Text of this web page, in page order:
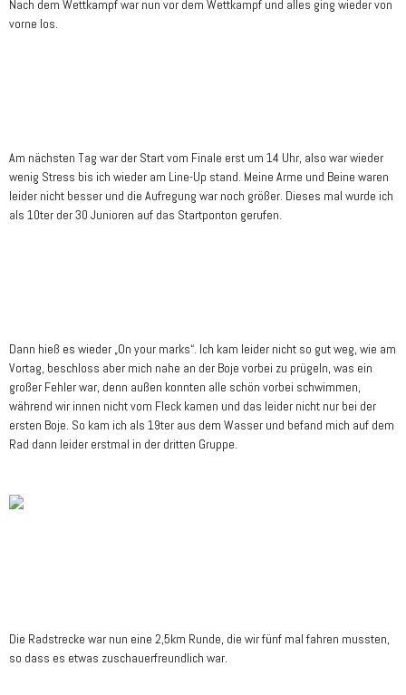
Nach dem Wettkampf war nun vor dem Wettkampf und alles ging wieder von
vorne los.
Am nächsten Tag war der Start vom Finale erst um 14 Uhr, also war wieder
wenig Stress bis ich wieder am Line-Up stand. Meine Arme und Beine waren
leider nicht besser und die Aufregung war noch größer. Dieses mal wurde ich
als 10ter der 30 Junioren auf das Startponton gerufen.
Dann hieß es wieder „On your marks“. Ich kam leider nicht so gut weg, wie am
Vortag, beschloss aber mich nahe an der Boje vorbei zu prügeln, was ein
großer Fehler war, denn außen konnten alle schön vorbei schwimmen,
während wir innen nicht vom Fleck kamen und das leider nicht nur bei der
ersten Boje. So kam ich als 19ter aus dem Wasser und befand mich auf dem
Rad dann leider erstmal in der dritten Gruppe.
Die Radstrecke war nun eine 2,5km Runde, die wir fünf mal fahren mussten,
so dass es etwas zuschauerfreundlich war.